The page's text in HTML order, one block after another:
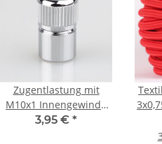
Zugentlastung mit
M10x1 Innengewinde
für Kabel 12x20mm 3-
3,95 € *